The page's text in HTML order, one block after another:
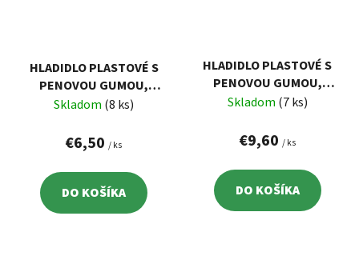
HLADIDLO PLASTOVÉ S
PENOVOU GUMOU,
270X130MM, GUMA HR.
Skladom (8 ks)
€6,50 / ks
DO KOŠÍKA
HLADIDLO PLASTOVÉ S
PENOVOU GUMOU,
275X135MM, GUMA HR.
Skladom (7 ks)
€9,60 / ks
DO KOŠÍKA